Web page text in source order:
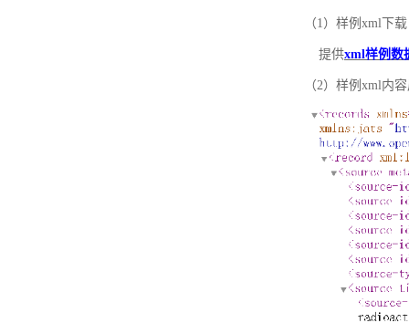
（1）样例xml下载
提供xml样例数
（2）样例xml内